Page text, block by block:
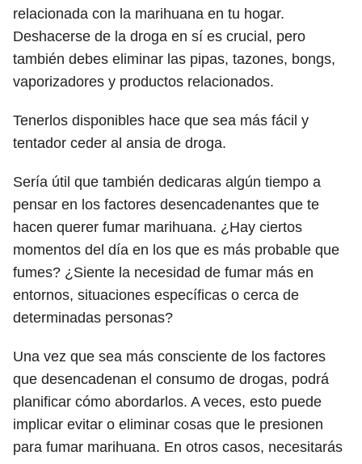
relacionada con la marihuana en tu hogar.
Deshacerse de la droga en sí es crucial, pero
también debes eliminar las pipas, tazones, bongs,
vaporizadores y productos relacionados.
Tenerlos disponibles hace que sea más fácil y
tentador ceder al ansia de droga.
Sería útil que también dedicaras algún tiempo a
pensar en los factores desencadenantes que te
hacen querer fumar marihuana. ¿Hay ciertos
momentos del día en los que es más probable que
fumes? ¿Siente la necesidad de fumar más en
entornos, situaciones específicas o cerca de
determinadas personas?
Una vez que sea más consciente de los factores
que desencadenan el consumo de drogas, podrá
planificar cómo abordarlos. A veces, esto puede
implicar evitar o eliminar cosas que le presionen
para fumar marihuana. En otros casos, necesitarás